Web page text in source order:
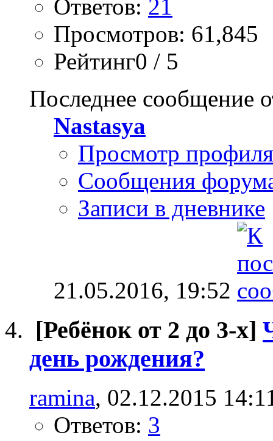
Ответов: 21
Просмотров: 61,845
Рейтинг0 / 5
Последнее сообщение
Nastasya
Просмотр профиля
Сообщения
Записи в дневнике
21.05.2016, 19:52
[Ребёнок от 2 до 3-х]
день рождения?
ramina, 02.12.2015
Ответов: 3